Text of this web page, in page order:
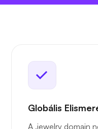
Globális
A .jewelry domain